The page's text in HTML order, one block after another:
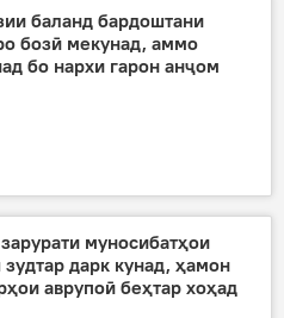
баланд бардоштани
бозӣ мекунад, аммо
бо нархи гарон анҷом
муносибатҳои
дарк кунад, ҳамон
аврупоӣ беҳтар хоҳад